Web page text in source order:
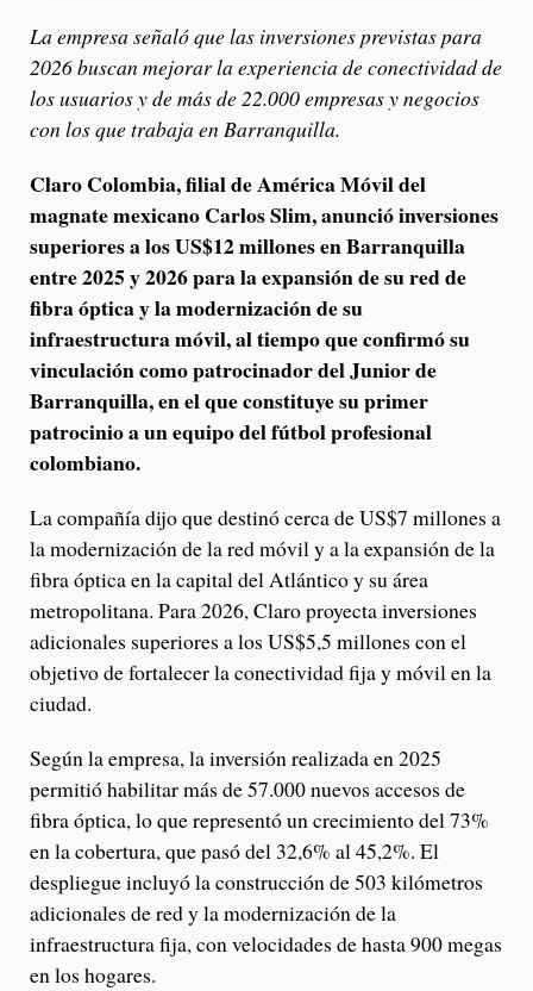
La empresa señaló que las inversiones previstas para
2026 buscan mejorar la experiencia de conectividad de
los usuarios y de más de 22.000 empresas y negocios
con los que trabaja en Barranquilla.
Claro Colombia, filial de América Móvil del
magnate mexicano Carlos Slim, anunció inversiones
superiores a los US$12 millones en Barranquilla
entre 2025 y 2026 para la expansión de su red de
fibra óptica y la modernización de su
infraestructura móvil, al tiempo que confirmó su
vinculación como patrocinador del Junior de
Barranquilla, en el que constituye su primer
patrocinio a un equipo del fútbol profesional
colombiano.
La compañía dijo que destinó cerca de US$7 millones a
la modernización de la red móvil y a la expansión de la
fibra óptica en la capital del Atlántico y su área
metropolitana. Para 2026, Claro proyecta inversiones
adicionales superiores a los US$5,5 millones con el
objetivo de fortalecer la conectividad fija y móvil en la
ciudad.
Según la empresa, la inversión realizada en 2025
permitió habilitar más de 57.000 nuevos accesos de
fibra óptica, lo que representó un crecimiento del 73%
en la cobertura, que pasó del 32,6% al 45,2%. El
despliegue incluyó la construcción de 503 kilómetros
adicionales de red y la modernización de la
infraestructura fija, con velocidades de hasta 900 megas
en los hogares.